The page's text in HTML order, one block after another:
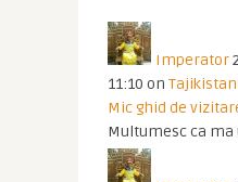
Imperator
11:10 on
Mic ghid de
Multumesc ca